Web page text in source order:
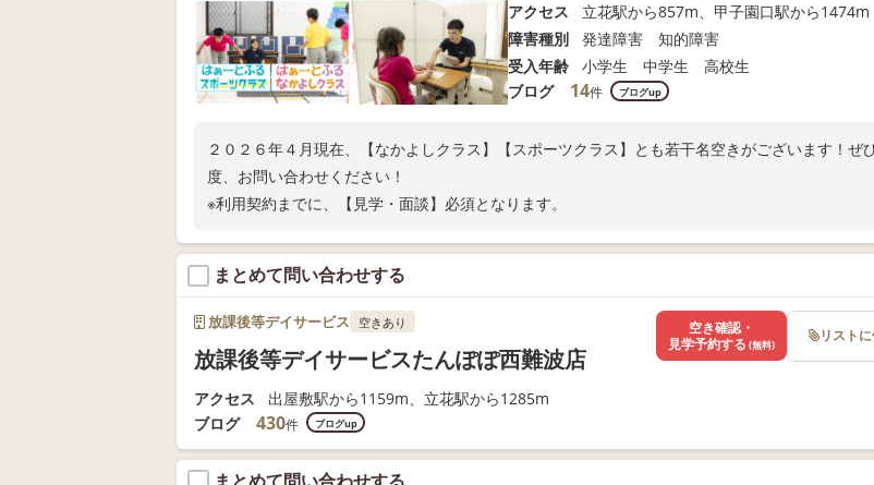
アクセス
立花駅から857m、甲子園口駅から1474m
障害種別
発達障害 知的障害
受入年齢
小学生 中学生 高校生
ブログ
14件 ブログup
２０２６年４月現在、【なかよしクラス】【スポーツクラス】とも若干名空きがございます！ぜ
度、お問い合わせください！
※利用契約までに、【見学・面談】必須となります。
まとめて問い合わせする
放課後等デイサービス 空きあり
放課後等デイサービスたんぽぽ西難波店
アクセス
出屋敷駅から1159m、立花駅から1285m
ブログ
430件 ブログup
空き確認・
見学予約する (無料) リスト